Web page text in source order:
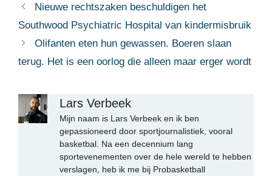
Nieuwe rechtszaken beschuldigen het
Southwood Psychiatric Hospital van kindermisbruik
Olifanten eten hun gewassen. Boeren slaan
terug. Het is een oorlog die alleen maar erger wordt
Lars Verbeek
Mijn naam is Lars Verbeek en ik ben
gepassioneerd door sportjournalistiek, vooral
basketbal. Na een decennium lang
sportevenementen over de hele wereld te hebben
verslagen, heb ik me bij Probasketball